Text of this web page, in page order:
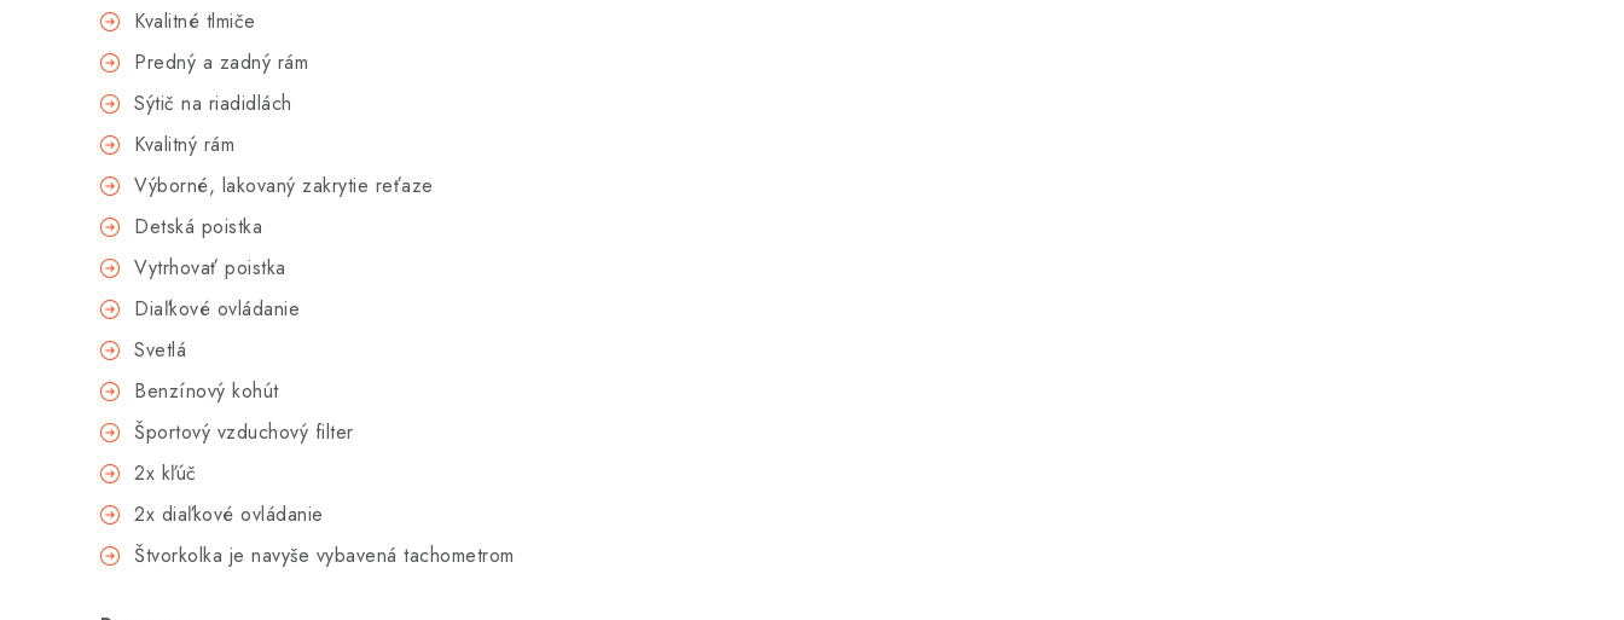
Kvalitné tlmiče
Predný a zadný rám
Sýtič na riadidlách
Kvalitný rám
Výborné, lakovaný zakrytie reťaze
Detská poistka
Vytrhovať poistka
Diaľkové ovládanie
Svetlá
Benzínový kohút
Športový vzduchový filter
2x kľúč
2x diaľkové ovládanie
Štvorkolka je navyše vybavená tachometrom